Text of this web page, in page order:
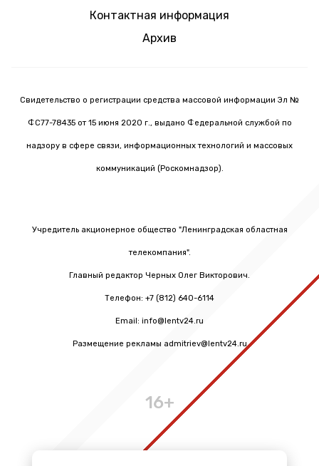
Контактная информация
Архив
Свидетельство о регистрации средства массовой информации Эл №
ФС77-78435 от 15 июня 2020 г., выдано Федеральной службой по
надзору в сфере связи, информационных технологий и массовых
коммуникаций (Роскомнадзор).
Учредитель акционерное общество "Ленинградская областная
телекомпания".
Главный редактор Черных Олег Викторович.
Телефон: +7 (812) 640-6114
Email: info@lentv24.ru
Размещение рекламы admitriev@lentv24.ru
16+